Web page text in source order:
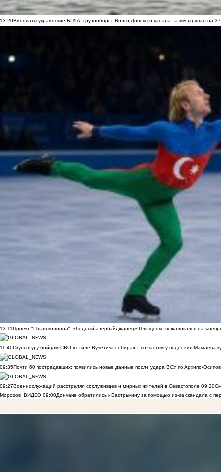
13:20Виноваты украинские БПЛА: грузооборот Волго-Донского канала за месяц упал на
13:11Проект "Пятая колонна": «бедный азербайджанец» Плющенко пожаловался на
11:40Скульптуру бойцам СВО в стиле Вучетича собирают по частям у подножия Мамаева
09:35Почти 60 пострадавших: появились новые данные после удара ВСУ по Архипо-
09:27Военнослужащий расстрелял сослуживцев и мирных жителей в Севастополе 09:20
Морозов ВИДЕО 09:00Дончане обратились к Бастрыкину за помощью из-за скандала с